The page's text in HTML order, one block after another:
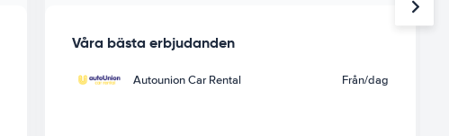
Våra bästa erbjudanden
Autounion Car Rental Från/dag